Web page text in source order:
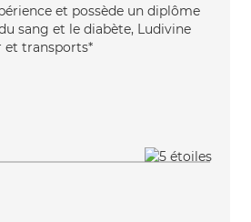
et possède un diplôme
sang et le diabète, Ludivine
et transports*